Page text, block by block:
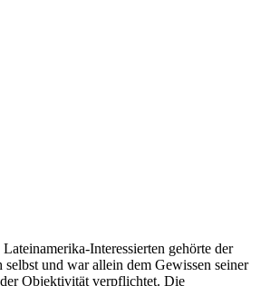
Interessierten gehörte der
selbst und war allein dem Gewissen seiner
Objektivität verpflichtet. Die